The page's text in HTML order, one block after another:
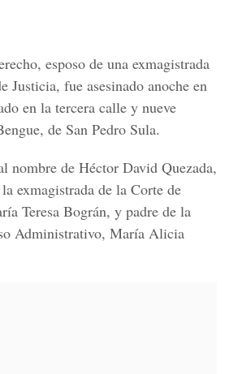
esposo de una exmagistrada
Justicia, fue asesinado anoche en
en la tercera calle y nueve
de San Pedro Sula.
nombre de Héctor David Quezada,
exmagistrada de la Corte de
Teresa Bográn, y padre de la
Administrativo, María Alicia